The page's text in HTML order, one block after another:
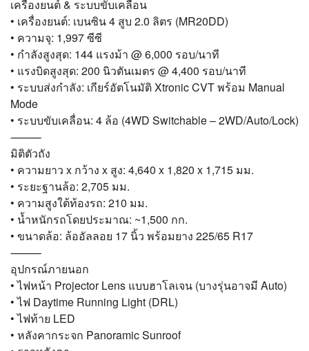
เครื่องยนต์ & ระบบขับเคลื่อน
• เครื่องยนต์: เบนซิน 4 สูบ 2.0 ลิตร (MR20DD)
• ความจุ: 1,997 ซีซี
• กำลังสูงสุด: 144 แรงม้า @ 6,000 รอบ/นาที
• แรงบิดสูงสุด: 200 นิวตันเมตร @ 4,400 รอบ/นาที
• ระบบส่งกำลัง: เกียร์อัตโนมัติ Xtronic CVT พร้อม Manual
Mode
• ระบบขับเคลื่อน: 4 ล้อ (4WD Switchable – 2WD/Auto/Lock)
⸻
มิติตัวถัง
• ความยาว x กว้าง x สูง: 4,640 x 1,820 x 1,715 มม.
• ระยะฐานล้อ: 2,705 มม.
• ความสูงใต้ท้องรถ: 210 มม.
• น้ำหนักรถโดยประมาณ: ~1,500 กก.
• ขนาดล้อ: ล้ออัลลอย 17 นิ้ว พร้อมยาง 225/65 R17
⸻
อุปกรณ์ภายนอก
• ไฟหน้า Projector Lens แบบฮาโลเจน (บางรุ่นอาจมี Auto)
• ไฟ Daytime Running Light (DRL)
• ไฟท้าย LED
• หลังคากระจก Panoramic Sunroof